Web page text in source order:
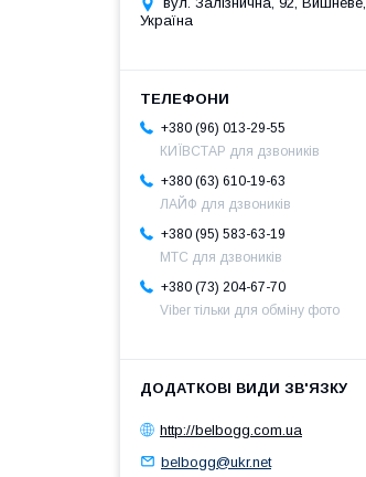
Україна
+380 (96) 013-29-55
КИЇВСТАР для дзвоників
+380 (63) 610-19-63
ЛАЙФ для дзвоників
+380 (95) 583-63-19
МТС для дзвоників
+380 (73) 204-67-70
Viber тільки для обміну фото
http://belbogg.com.ua
belbogg@ukr.net